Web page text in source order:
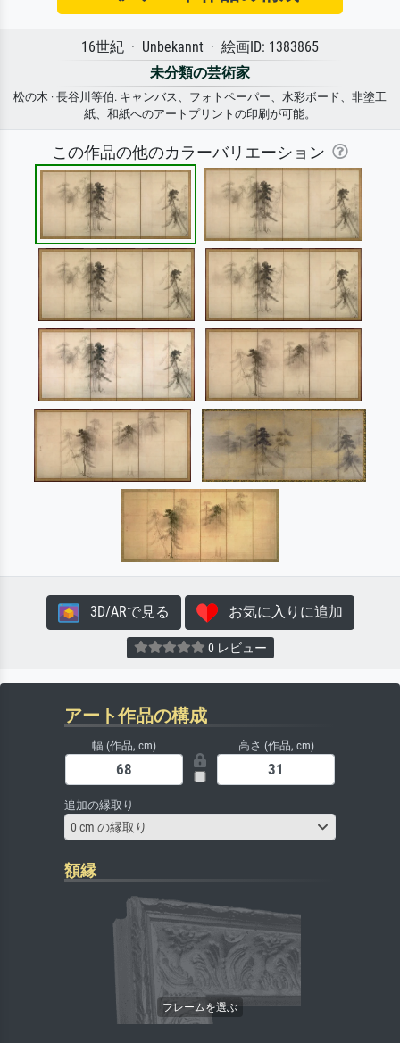
16世紀 · Unbekannt · 絵画ID: 1383865
未分類の芸術家
松の木 · 長谷川等伯. キャンバス、フォトペーパー、水彩ボード、非塗工
紙、和紙へのアートプリントの印刷が可能。
この作品の他のカラーバリエーション
3D/ARで見る お気に入りに追加
0 レビュー
アート作品の構成
幅 (作品, cm) 高さ (作品, cm)
追加の縁取り
0 cm の縁取り
額縁